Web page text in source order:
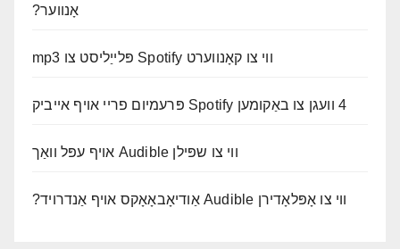
אָנווער?
ווי צו קאָנווערט Spotify פּלייַליסט צו mp3
4 וועגן צו באַקומען Spotify פּרעמיום פריי אויף אייביק
ווי צו שפּילן Audible אויף עפּל וואַך
ווי צו אָפּלאָדירן Audible אַודיאָבאָאָקס אויף אַנדרויד?